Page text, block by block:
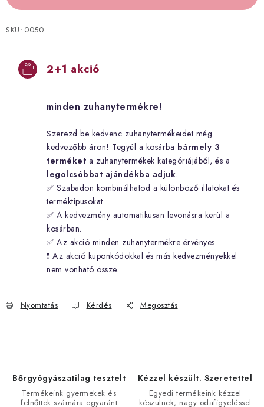
SKU: 0050
2+1 akció
minden zuhanytermékre!
Szerezd be kedvenc zuhanytermékeidet még
kedvezőbb áron! Tegyél a kosárba bármely 3
terméket a zuhanytermékek kategóriájából, és a
legolcsóbbat ajándékba adjuk.
✅ Szabadon kombinálhatod a különböző illatokat és
terméktípusokat.
✅ A kedvezmény automatikusan levonásra kerül a
kosárban.
✅ Az akció minden zuhanytermékre érvényes.
❗ Az akció kuponkódokkal és más kedvezményekkel
nem vonható össze.
Nyomtatás Kérdés Megosztás
Bőrgyógyászatilag tesztelt
Termékeink gyermekek és
felnőttek számára egyaránt
Kézzel készült. Szeretettel
Egyedi termékeink kézzel
készülnek, nagy odafigyeléssel